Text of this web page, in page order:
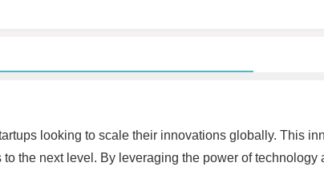
looking to scale their innovations globally. This
the next level. By leveraging the power of